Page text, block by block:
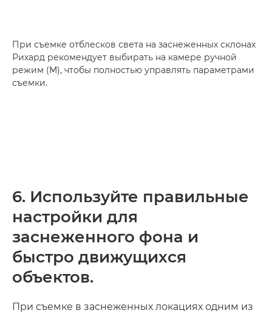
При съемке отблесков света на заснеженных склонах
Рихард рекомендует выбирать на камере ручной
режим (M), чтобы полностью управлять параметрами
съемки.
6. Используйте правильные
настройки для
заснеженного фона и
быстро движущихся
объектов.
При съемке в заснеженных локациях одним из